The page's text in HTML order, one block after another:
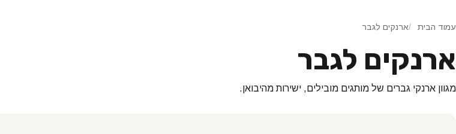
עמוד הבית ארנקים לגבר
ארנקים לגבר
מגוון ארנקי גברים של מותגים מובילים, ישירות מהיבואן.